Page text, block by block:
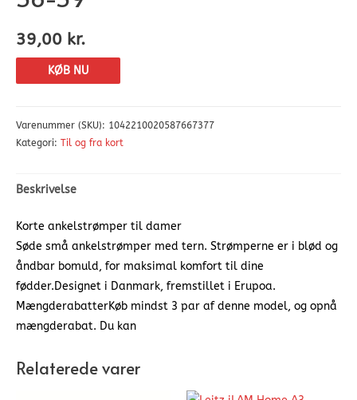
39,00 kr.
KØB NU
Varenummer (SKU): 1042210020587667377
Kategori: Til og fra kort
Beskrivelse
Korte ankelstrømper til damer
Søde små ankelstrømper med tern. Strømperne er i blød og
åndbar bomuld, for maksimal komfort til dine
fødder.Designet i Danmark, fremstillet i Erupoa.
MængderabatterKøb mindst 3 par af denne model, og opnå
mængderabat. Du kan
Relaterede varer